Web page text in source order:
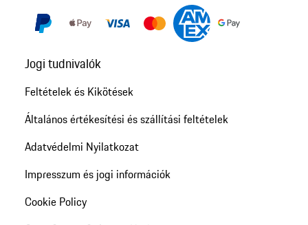
Jogi tudnivalók
Feltételek és Kikötések
Általános értékesítési és szállítási feltételek
Adatvédelmi Nyilatkozat
Impresszum és jogi információk
Cookie Policy